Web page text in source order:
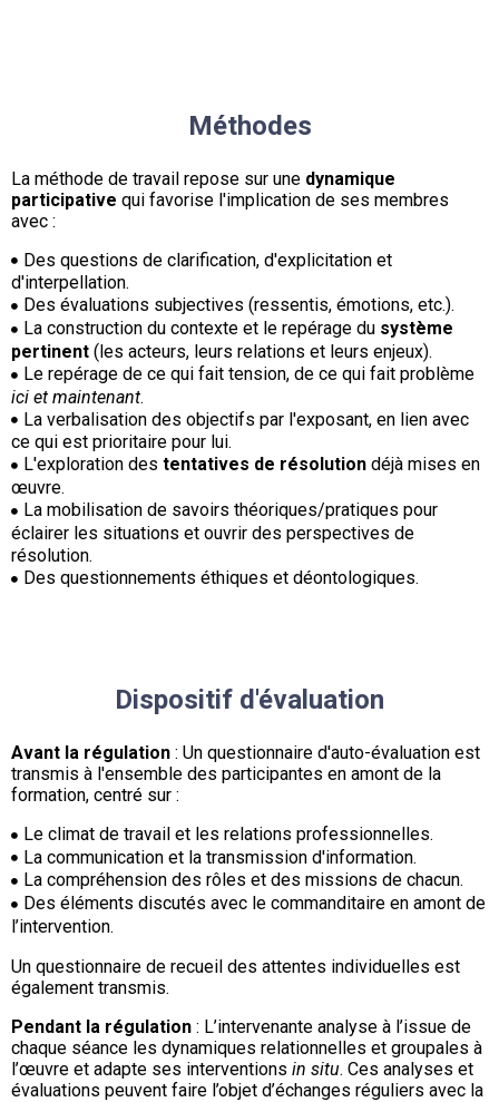
Méthodes
La méthode de travail repose sur une dynamique
participative qui favorise l'implication de ses membres
avec :
Des questions de clarification, d'explicitation et
d'interpellation.
Des évaluations subjectives (ressentis, émotions, etc.).
La construction du contexte et le repérage du système
pertinent (les acteurs, leurs relations et leurs enjeux).
Le repérage de ce qui fait tension, de ce qui fait problème
ici et maintenant.
La verbalisation des objectifs par l'exposant, en lien avec
ce qui est prioritaire pour lui.
L'exploration des tentatives de résolution déjà mises en
œuvre.
La mobilisation de savoirs théoriques/pratiques pour
éclairer les situations et ouvrir des perspectives de
résolution.
Des questionnements éthiques et déontologiques.
Dispositif d'évaluation
Avant la régulation : Un questionnaire d'auto-évaluation est
transmis à l'ensemble des participantes en amont de la
formation, centré sur :
Le climat de travail et les relations professionnelles.
La communication et la transmission d'information.
La compréhension des rôles et des missions de chacun.
Des éléments discutés avec le commanditaire en amont de
l’intervention.
Un questionnaire de recueil des attentes individuelles est
également transmis.
Pendant la régulation : L’intervenante analyse à l’issue de
chaque séance les dynamiques relationnelles et groupales à
l’œuvre et adapte ses interventions in situ. Ces analyses et
évaluations peuvent faire l’objet d’échanges réguliers avec la